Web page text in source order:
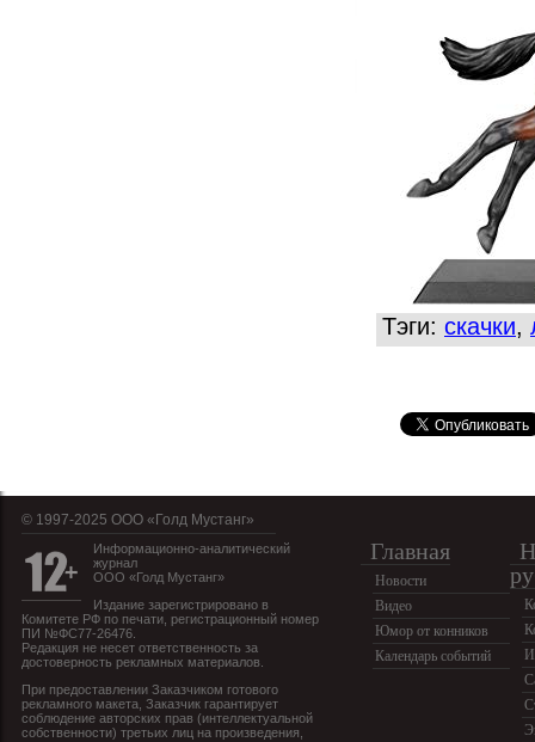
Тэги: скачки,
© 1997-2025 OOO «Голд Мустанг»
Информационно-аналитический
журнал
ООО «Голд Мустанг»
Издание зарегистрировано в
Комитете РФ по печати, регистрационный номер
ПИ №ФС77-26476.
Редакция не несет ответственность за
достоверность рекламных материалов.
При предоставлении Заказчиком готового
рекламного макета, Заказчик гарантирует
соблюдение авторских прав (интеллектуальной
собственности) третьих лиц на произведения,
Главная
Новости
Видео
Юмор от конников
Календарь событий